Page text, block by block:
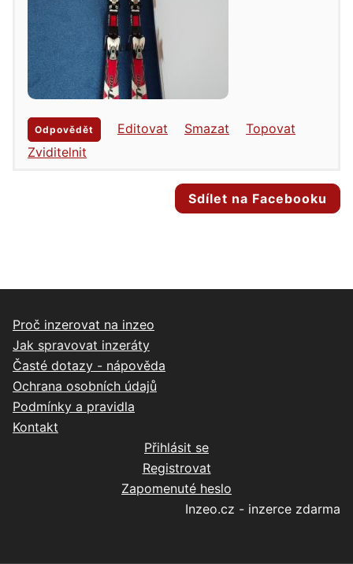
Odpovědět Editovat Smazat
Topovat
Zviditelnit
Sdílet na Facebooku
Proč inzerovat na inzeo
Jak spravovat inzeráty
Časté dotazy - nápověda
Ochrana osobních údajů
Podmínky a pravidla
Kontakt
Přihlásit se
Registrovat
Zapomenuté heslo
Inzeo.cz - inzerce zdarma